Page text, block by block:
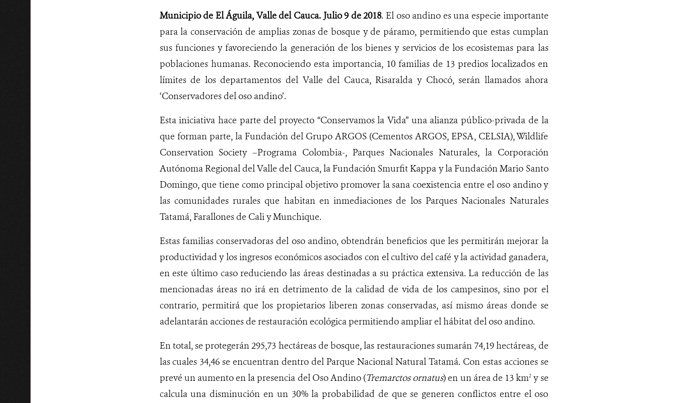
Municipio de El Águila, Valle del Cauca. Julio 9 de 2018. El oso andino es una especie importante
para la conservación de amplias zonas de bosque y de páramo, permitiendo que estas cumplan
sus funciones y favoreciendo la generación de los bienes y servicios de los ecosistemas para las
poblaciones humanas. Reconociendo esta importancia, 10 familias de 13 predios localizados en
límites de los departamentos del Valle del Cauca, Risaralda y Chocó, serán llamados ahora
‘Conservadores del oso andino’.
Esta iniciativa hace parte del proyecto“Conservamos la Vida” una alianza público-privada de la
que forman parte, la Fundación del Grupo ARGOS (Cementos ARGOS, EPSA, CELSIA), Wildlife
Conservation Society –Programa Colombia-, Parques Nacionales Naturales, la Corporación
Autónoma Regional del Valle del Cauca, la Fundación Smurfit Kappa y la Fundación Mario Santo
Domingo, que tiene como principal objetivo promover la sana coexistencia entre el oso andino y
las comunidades rurales que habitan en inmediaciones de los Parques Nacionales Naturales
Tatamá, Farallones de Cali y Munchique.
Estas familias conservadoras del oso andino, obtendrán beneficios que les permitirán mejorar la
productividad y los ingresos económicos asociados con el cultivo del café y la actividad ganadera,
en este último caso reduciendo las áreas destinadas a su práctica extensiva. La reducción de las
mencionadas áreas no irá en detrimento de la calidad de vida de los campesinos, sino por el
contrario, permitirá que los propietarios liberen zonas conservadas, así mismo áreas donde se
adelantarán acciones de restauración ecológica permitiendo ampliar el hábitat del oso andino.
En total, se protegerán 295,73 hectáreas de bosque, las restauraciones sumarán 74,19 hectáreas, de
las cuales 34,46 se encuentran dentro del Parque Nacional Natural Tatamá. Con estas acciones se
prevé un aumento en la presencia del Oso Andino (Tremarctos ornatus) en un área de 13 km2 y se
calcula una disminución en un 30% la probabilidad de que se generen conflictos entre el oso